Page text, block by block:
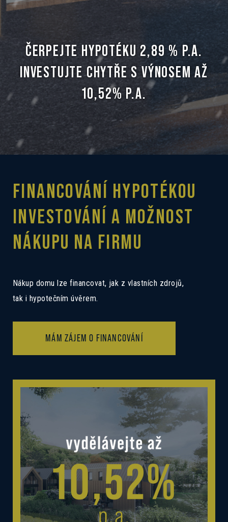
ČERPEJTE HYPOTÉKU 2,89 % P.A.
INVESTUJTE CHYTŘE S VÝNOSEM AŽ
10,52% P.A.
FINANCOVÁNÍ HYPOTÉKOU
INVESTOVÁNÍ A MOŽNOST
NÁKUPU NA FIRMU
Nákup domu lze financovat, jak z vlastních zdrojů,
tak i hypotečním úvěrem.
MÁM ZÁJEM O FINANCOVÁNÍ